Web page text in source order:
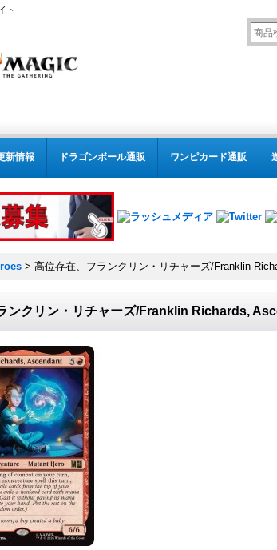
ト
新情報 ドラゴンボール通販 ワンピカード通販
> 高位存在、フランクリン・リチャーズ/Franklin
ンクリン・リチャーズ/Franklin Richards,